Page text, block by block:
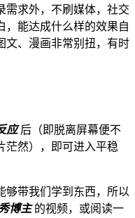
需求外，不刷媒体，社交
，能达成什么样的效果自
文、漫画非常别扭，有时
应后（即脱离屏幕便不
茫然），即可进入平稳
够带我们学到东西，所以
博主的视频，或阅读一